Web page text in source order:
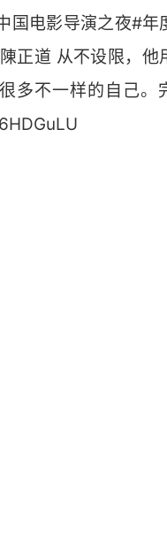
国电影导演之夜#年
正道 从不设限，他
多不一样的自己。